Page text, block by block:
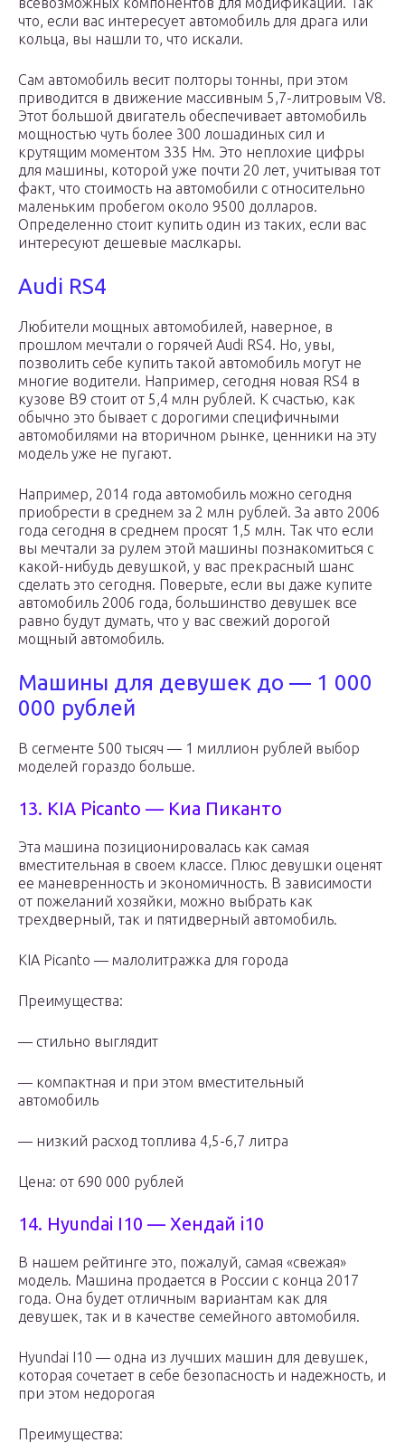
что, если вас интересует автомобиль для драга или
кольца, вы нашли то, что искали.
Сам автомобиль весит полторы тонны, при этом
приводится в движение массивным 5,7-литровым V8.
Этот большой двигатель обеспечивает автомобиль
мощностью чуть более 300 лошадиных сил и
крутящим моментом 335 Нм. Это неплохие цифры
для машины, которой уже почти 20 лет, учитывая тот
факт, что стоимость на автомобили с относительно
маленьким пробегом около 9500 долларов.
Определенно стоит купить один из таких, если вас
интересуют дешевые маслкары.
Audi RS4
Любители мощных автомобилей, наверное, в
прошлом мечтали о горячей Audi RS4. Но, увы,
позволить себе купить такой автомобиль могут не
многие водители. Например, сегодня новая RS4 в
кузове В9 стоит от 5,4 млн рублей. К счастью, как
обычно это бывает с дорогими специфичными
автомобилями на вторичном рынке, ценники на эту
модель уже не пугают.
Например, 2014 года автомобиль можно сегодня
приобрести в среднем за 2 млн рублей. За авто 2006
года сегодня в среднем просят 1,5 млн. Так что если
вы мечтали за рулем этой машины познакомиться с
какой-нибудь девушкой, у вас прекрасный шанс
сделать это сегодня. Поверьте, если вы даже купите
автомобиль 2006 года, большинство девушек все
равно будут думать, что у вас свежий дорогой
мощный автомобиль.
Машины для девушек до — 1 000
000 рублей
В сегменте 500 тысяч — 1 миллион рублей выбор
моделей гораздо больше.
13. KIA Picanto — Киа Пиканто
Эта машина позиционировалась как самая
вместительная в своем классе. Плюс девушки оценят
ее маневренность и экономичность. В зависимости
от пожеланий хозяйки, можно выбрать как
трехдверный, так и пятидверный автомобиль.
KIA Picanto — малолитражка для города
Преимущества:
— стильно выглядит
— компактная и при этом вместительный
автомобиль
— низкий расход топлива 4,5-6,7 литра
Цена: от 690 000 рублей
14. Hyundai I10 — Хендай i10
В нашем рейтинге это, пожалуй, самая «свежая»
модель. Машина продается в России с конца 2017
года. Она будет отличным вариантам как для
девушек, так и в качестве семейного автомобиля.
Hyundai I10 — одна из лучших машин для девушек,
которая сочетает в себе безопасность и надежность, и
при этом недорогая
Преимущества: